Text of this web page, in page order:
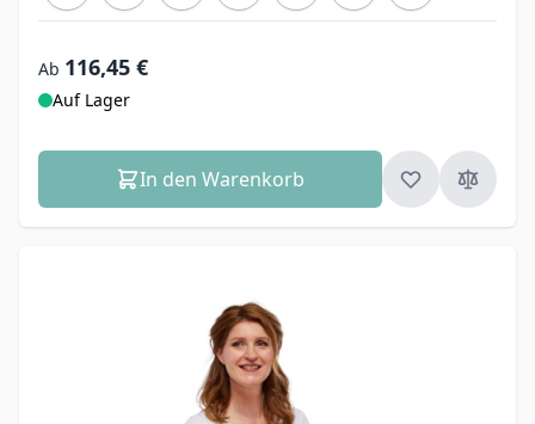
Ab 116,45 €
Auf Lager
In den Warenkorb